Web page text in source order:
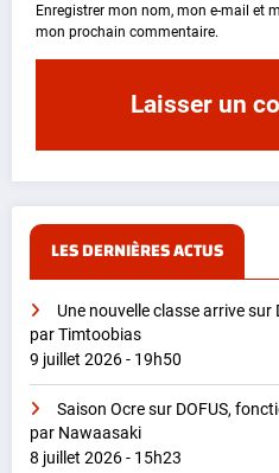
Enregistrer mon nom, mon e-mail et
mon prochain commentaire.
LES DERNIÈRES ACTUS
Une nouvelle classe arrive sur
par Timtoobias
9 juillet 2026 - 19h50
Saison Ocre sur DOFUS,
par Nawaasaki
8 juillet 2026 - 15h23